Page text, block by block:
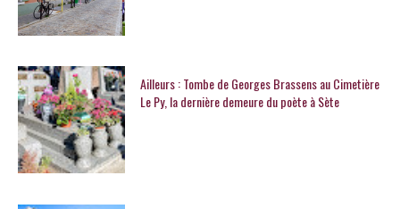
Ailleurs : Tombe de Georges Brassens au Cimetière
Le Py, la dernière demeure du poète à Sète